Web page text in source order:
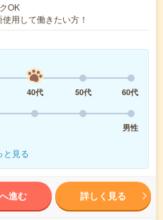
OK
用して働きたい方！
40代 50代
60代
男性
と見る
進む 詳しく見る